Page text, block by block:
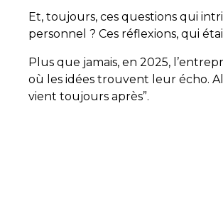
Et, toujours, ces questions qui
personnel ? Ces réflexions, qui
Plus que jamais, en 2025,
où les idées trouvent leur écho.
vient toujours après”.